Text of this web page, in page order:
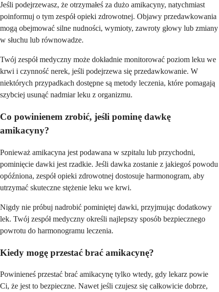
Jeśli podejrzewasz, że otrzymałeś za dużo amikacyny, natychmiast
poinformuj o tym zespół opieki zdrowotnej. Objawy przedawkowania
mogą obejmować silne nudności, wymioty, zawroty głowy lub zmiany
w słuchu lub równowadze.
Twój zespół medyczny może dokładnie monitorować poziom leku we
krwi i czynność nerek, jeśli podejrzewa się przedawkowanie. W
niektórych przypadkach dostępne są metody leczenia, które pomagają
szybciej usunąć nadmiar leku z organizmu.
Co powinienem zrobić, jeśli pominę dawkę
amikacyny?
Ponieważ amikacyna jest podawana w szpitalu lub przychodni,
pominięcie dawki jest rzadkie. Jeśli dawka zostanie z jakiegoś powodu
opóźniona, zespół opieki zdrowotnej dostosuje harmonogram, aby
utrzymać skuteczne stężenie leku we krwi.
Nigdy nie próbuj nadrobić pominiętej dawki, przyjmując dodatkowy
lek. Twój zespół medyczny określi najlepszy sposób bezpiecznego
powrotu do harmonogramu leczenia.
Kiedy mogę przestać brać amikacynę?
Powinieneś przestać brać amikacynę tylko wtedy, gdy lekarz powie
Ci, że jest to bezpieczne. Nawet jeśli czujesz się całkowicie dobrze,